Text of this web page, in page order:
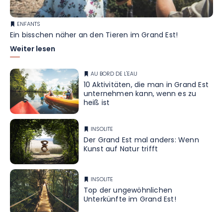
ENFANTS
Ein bisschen näher an den Tieren im Grand Est!
Weiter lesen
AU BORD DE L'EAU
10 Aktivitäten, die man in Grand Est
unternehmen kann, wenn es zu
heiß ist
INSOLITE
Der Grand Est mal anders: Wenn
Kunst auf Natur trifft
INSOLITE
Top der ungewöhnlichen
Unterkünfte im Grand Est!